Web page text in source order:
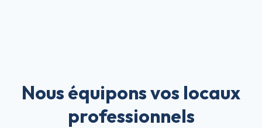
Nous équipons vos locaux
professionnels